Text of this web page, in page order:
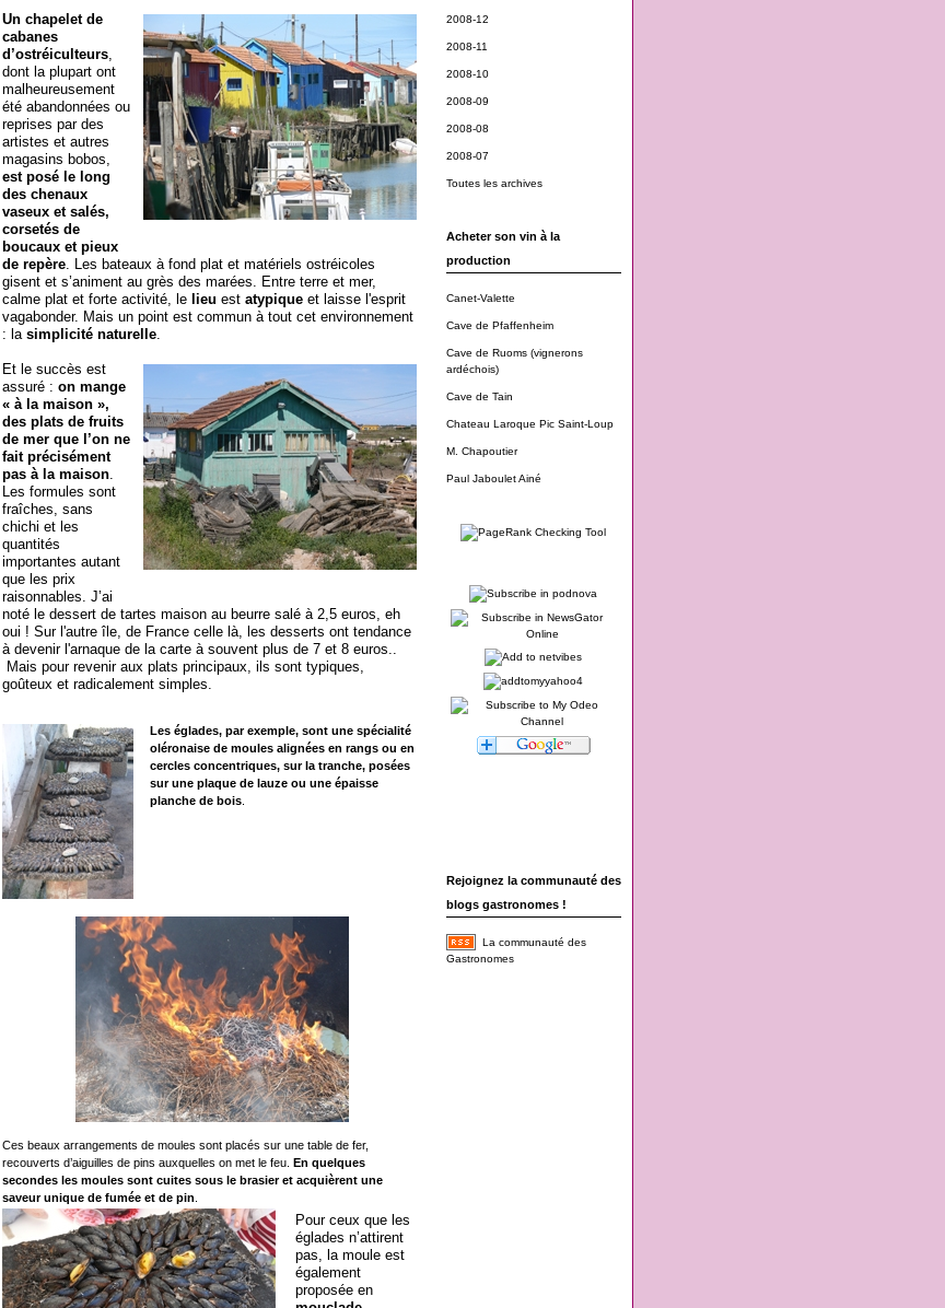
2008-12
2008-11
2008-10
2008-09
2008-08
2008-07
Toutes les archives
Acheter son vin à la
production
Canet-Valette
Cave de Pfaffenheim
Cave de Ruoms (vignerons
ardéchois)
Cave de Tain
Chateau Laroque Pic Saint-Loup
M. Chapoutier
Paul Jaboulet Ainé
Rejoignez la communauté des
blogs gastronomes !
La communauté des
Gastronomes
Un chapelet de
cabanes
d’ostréiculteurs,
dont la plupart ont
malheureusement
été abandonnées ou
reprises par des
artistes et autres
magasins bobos,
est posé le long
des chenaux
vaseux et salés,
corsetés de
boucaux et pieux
de repère. Les bateaux à fond plat et matériels ostréicoles
gisent et s’animent au grès des marées. Entre terre et mer,
calme plat et forte activité, le lieu est atypiqueet laisse l'esprit
vagabonder. Mais un point est commun à tout cet environnement
: la simplicité naturelle.
Et le succès est
assuré : on mange
« à la maison »,
des plats de fruits
de mer que l’on ne
fait précisément
pas à la maison.
Les formules sont
fraîches, sans
chichi et les
quantités
importantes autant
que les prix
raisonnables. J’ai
noté le dessert de tartes maison au beurre salé à 2,5 euros, eh
oui ! Sur l'autre île, de France celle là, les desserts ont tendance
à devenir l'arnaque de la carte à souvent plus de 7 et 8 euros..
Mais pour revenir aux plats principaux, ils sont typiques,
goûteux et radicalement simples.
Les églades, par exemple, sont une spécialité
oléronaise de moules alignées en rangs ou en
cercles concentriques, sur la tranche, posées
sur une plaque de lauze ou une épaisse
planche de bois
Ces beaux arrangements de moules sont placés sur une table de fer,
recouverts d’aiguilles de pins auxquelles on met le feu. En quelques
secondes les moules sont cuites sous le brasier et acquièrent une
saveur unique de fumée et de pin
Pour ceux que les
églades n’attirent
pas, la moule est
également
proposée en